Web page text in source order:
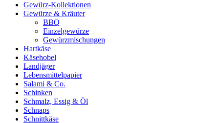
Gewürz-Kollektionen
Gewürze & Kräuter
BBQ
Einzelgewürze
Gewürzmischungen
Hartkäse
Käsehobel
Landjäger
Lebensmittelpapier
Salami & Co.
Schinken
Schmalz, Essig & Öl
Schnaps
Schnittkäse